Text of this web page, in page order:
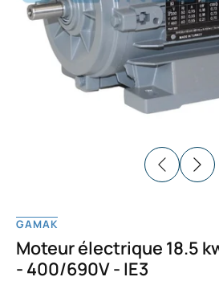
GAMAK
Moteur électrique 18.5
- 400/690V - IE3